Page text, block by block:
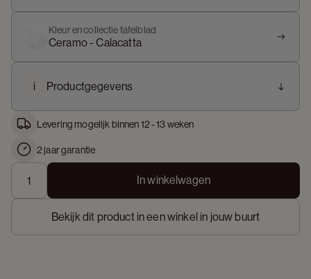
Kleur en collectie tafelblad
Ceramo - Calacatta
i Productgegevens
Levering mogelijk binnen 12 - 13 weken
2 jaar garantie
In winkelwagen
Bekijk dit product in een winkel in jouw buurt